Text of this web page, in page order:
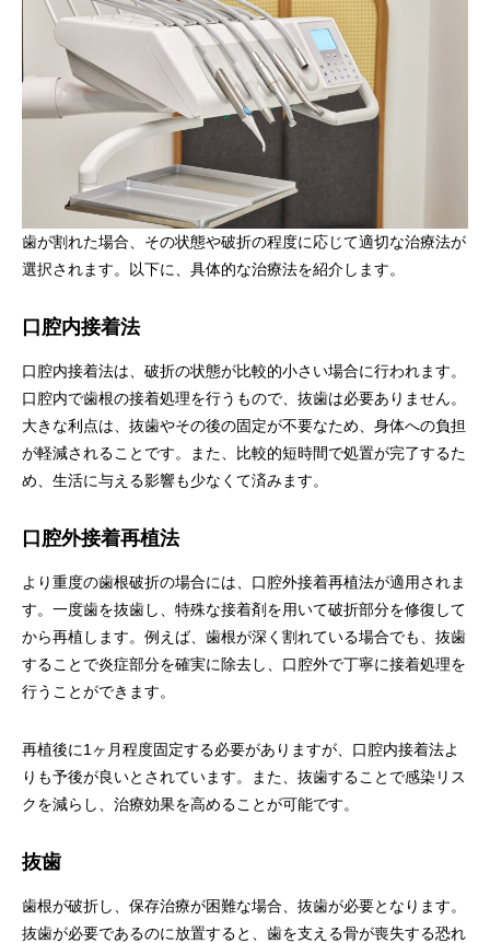
歯が割れた場合、その状態や破折の程度に応じて適切な治療法が
選択されます。以下に、具体的な治療法を紹介します。
口腔内接着法
口腔内接着法は、破折の状態が比較的小さい場合に行われます。
口腔内で歯根の接着処理を行うもので、抜歯は必要ありません。
大きな利点は、抜歯やその後の固定が不要なため、身体への負担
が軽減されることです。また、比較的短時間で処置が完了するた
め、生活に与える影響も少なくて済みます。
口腔外接着再植法
より重度の歯根破折の場合には、口腔外接着再植法が適用されま
す。一度歯を抜歯し、特殊な接着剤を用いて破折部分を修復して
から再植します。例えば、歯根が深く割れている場合でも、抜歯
することで炎症部分を確実に除去し、口腔外で丁寧に接着処理を
行うことができます。
再植後に1ヶ月程度固定する必要がありますが、口腔内接着法よ
りも予後が良いとされています。また、抜歯することで感染リス
クを減らし、治療効果を高めることが可能です。
抜歯
歯根が破折し、保存治療が困難な場合、抜歯が必要となります。
抜歯が必要であるのに放置すると、歯を支える骨が喪失する恐れ